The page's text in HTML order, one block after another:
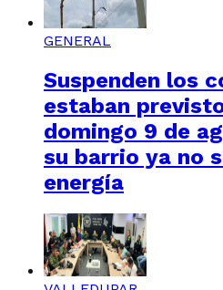
GENERAL
Suspenden los
estaban
domingo 9 de
su barrio ya no
energía